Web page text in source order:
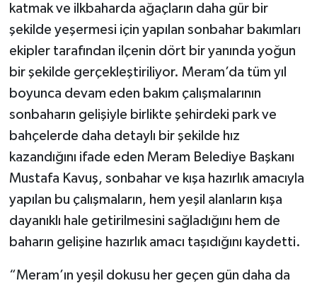
katmak ve ilkbaharda ağaçların daha gür bir
şekilde yeşermesi için yapılan sonbahar bakımları
ekipler tarafından ilçenin dört bir yanında yoğun
bir şekilde gerçekleştiriliyor. Meram’da tüm yıl
boyunca devam eden bakım çalışmalarının
sonbaharın gelişiyle birlikte şehirdeki park ve
bahçelerde daha detaylı bir şekilde hız
kazandığını ifade eden Meram Belediye Başkanı
Mustafa Kavuş, sonbahar ve kışa hazırlık amacıyla
yapılan bu çalışmaların, hem yeşil alanların kışa
dayanıklı hale getirilmesini sağladığını hem de
baharın gelişine hazırlık amacı taşıdığını kaydetti.
“Meram’ın yeşil dokusu her geçen gün daha da